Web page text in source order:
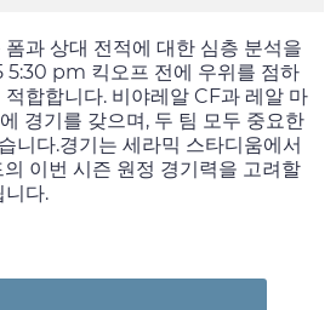
과 상대 전적에 대한 심층 분석을
5:30 pm 킥오프 전에 우위를 점하
합합니다. 비야레알 CF과 레알 마
에 경기를 갖으며, 두 팀 모두 중요한
니다.경기는 세라믹 스타디움에서
이번 시즌 원정 경기력을 고려할
니다.